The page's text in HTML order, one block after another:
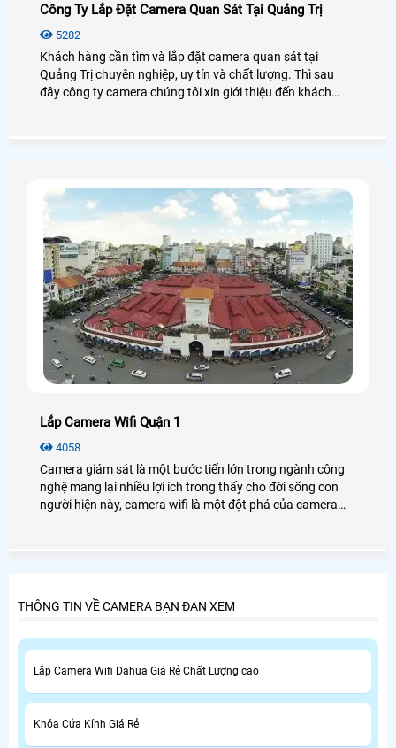
Công Ty Lắp Đặt Camera Quan Sát Tại Quảng Trị
5282
Khách hàng cần tìm và lắp đặt camera quan sát tại
Quảng Trị chuyên nghiệp, uy tín và chất lượng. Thì sau
đây công ty camera chúng tôi xin giới thiệu đến khách
Lắp Camera Wifi Quận 1
4058
Camera giám sát là một bước tiến lớn trong ngành công
nghệ mang lại nhiều lợi ích trong thấy cho đời sống con
người hiện này, camera wifi là một đột phá của camera
THÔNG TIN VỀ CAMERA BẠN ĐAN XEM
Lắp Camera Wifi Dahua Giá Rẻ Chất Lượng cao
Khóa Cửa Kính Giá Rẻ